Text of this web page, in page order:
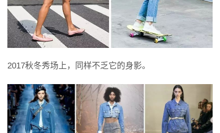
2017秋冬秀场上，同样不乏它的身影。